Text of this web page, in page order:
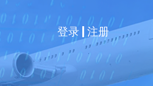
登录 注册